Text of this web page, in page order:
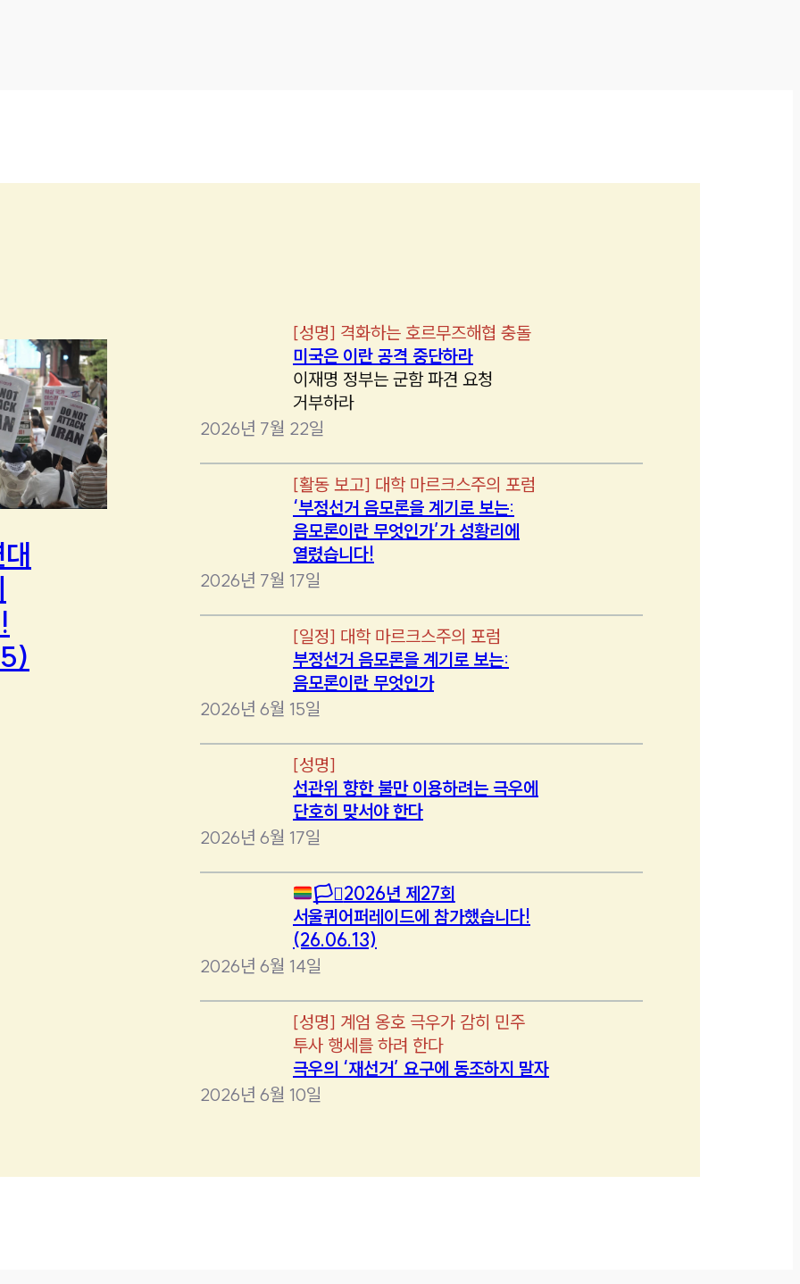
[성명] 격화하는 호르무즈해협 충돌
미국은 이란 공격 중단하라
이재명 정부는 군함 파견 요청
거부하라
2026년 7월 22일
[활동 보고] 대학 마르크스주의 포럼
‘부정선거 음모론을 계기로 보는:
음모론이란 무엇인가’가 성황리에
열렸습니다!
2026년 7월 17일
[일정] 대학 마르크스주의 포럼
부정선거 음모론을 계기로 보는:
음모론이란 무엇인가
2026년 6월 15일
[성명]
선관위 향한 불만 이용하려는 극우에
단호히 맞서야 한다
2026년 6월 17일
🏳️‍⚧️2026년 제27회
서울퀴어퍼레이드에 참가했습니다!
(26.06.13)
2026년 6월 14일
[성명] 계엄 옹호 극우가 감히 민주
투사 행세를 하려 한다
극우의 ‘재선거’ 요구에 동조하지 말자
2026년 6월 10일